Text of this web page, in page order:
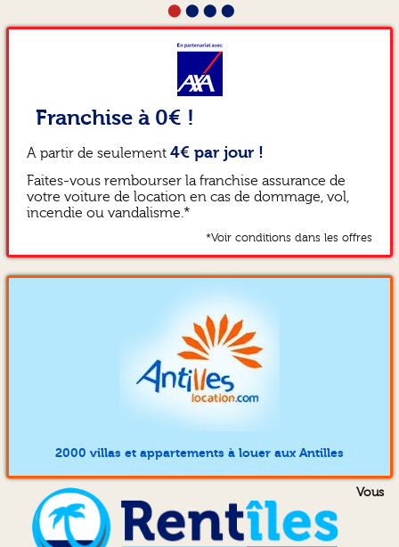
la qualité de votre service.”
Une très bonnes expérience
avec AGSL”
telephone pour atteindre le
loueur n’était pas vraiment le
martiniquaises
particulièrement dures pour
les bas de caisse). Retrait et
retour sur le parking de
(sauf si la rangée était
⬤ ⬤ ⬤ ⬤
Franchise à 0€ !
A partir de seulement 4€ par jour !
Faites-vous rembourser la franchise assurance de
votre voiture de location en cas de dommage, vol,
incendie ou vandalisme.*
*Voir conditions dans les offres
2000 villas et appartements à louer aux Antilles
Vous